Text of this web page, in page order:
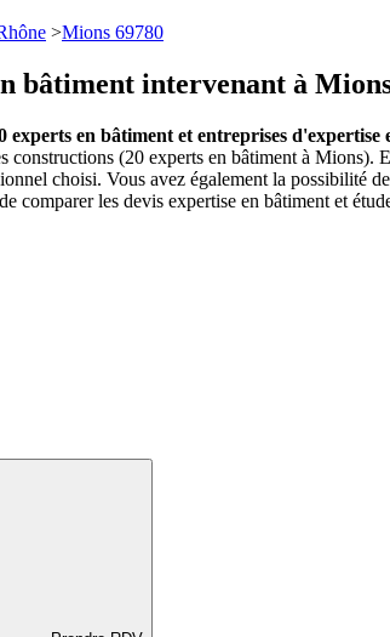
>Mions 69780
bâtiment intervenant à
experts en bâtiment et entreprises
constructions (20 experts en bâtiment à
choisi. Vous avez également la possibilité
comparer les devis expertise en bâtiment et